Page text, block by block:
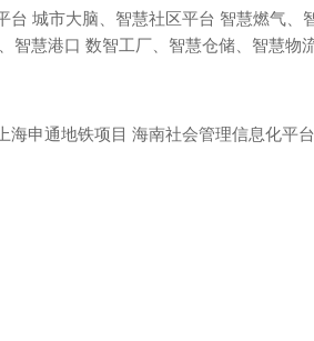
台 城市大脑、智慧社区平台 智慧燃气
智慧港口 数智工厂、智慧仓储、智慧物
海申通地铁项目 海南社会管理信息化平